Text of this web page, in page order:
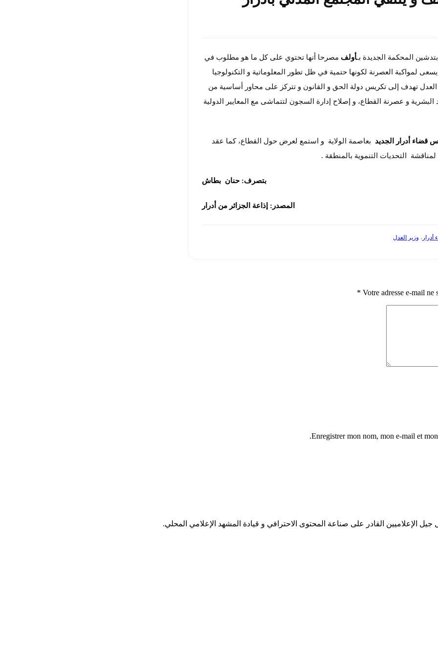
المحكمة الجديدة بـأولف مصرحا أنها تحتوي على كل ما هو مطلوب في
لمواكبة العصرنة لكونها حتمية في ظل تطور المعلوماتية و التكنولوجيا
تهدف إلى تكريس دولة الحق و القانون و تتركز على محاور أساسية من
البشرية و عصرنة القطاع، و إصلاح إدارة السجون لتتماشى مع المعايير الدولية
قضاء أدرار الجديد
بعاصمة الولاية و استمع لعرض حول القطاع، كما عقد
لمناقشة التحديات التنموية بالمنطقة .
بتصرف: حنان بطاش
المصدر: إذاعة الجزائر من أدرار
، وزير العدل
Votre adresse e-mail ne
*
Enregistrer mon nom, mon e-mail et
الإعلاميين القادر على صناعة المحتوى الاحترافي و قيادة المشهد الإعلامي المحلي.